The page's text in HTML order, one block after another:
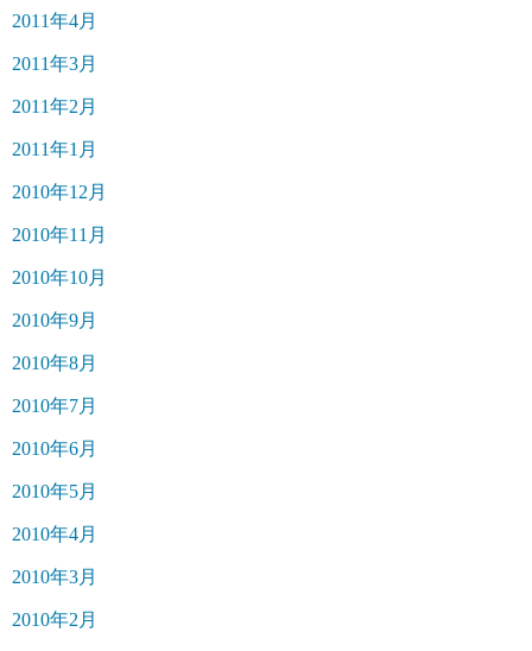
2011年4月
2011年3月
2011年2月
2011年1月
2010年12月
2010年11月
2010年10月
2010年9月
2010年8月
2010年7月
2010年6月
2010年5月
2010年4月
2010年3月
2010年2月